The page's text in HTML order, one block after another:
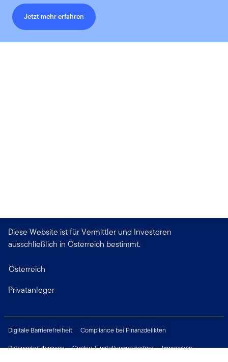
Jetzt mehr erfahren
Diese Website ist für Vermittler und Investoren
ausschließlich in Österreich bestimmt.
Österreich
Privatanleger
Digitale Barrierefreiheit
Compliance bei Finanzdelikten
Datenschutzhinweis
Cookie-Einstellungen ändern
Impressum